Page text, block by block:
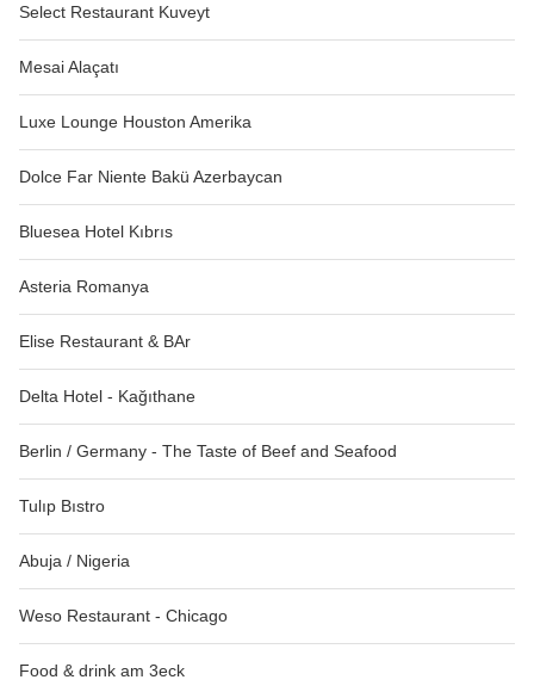
Select Restaurant Kuveyt
Mesai Alaçatı
Luxe Lounge Houston Amerika
Dolce Far Niente Bakü Azerbaycan
Bluesea Hotel Kıbrıs
Asteria Romanya
Elise Restaurant & BAr
Delta Hotel - Kağıthane
Berlin / Germany - The Taste of Beef and Seafood
Tulıp Bıstro
Abuja / Nigeria
Weso Restaurant - Chicago
Food & drink am 3eck